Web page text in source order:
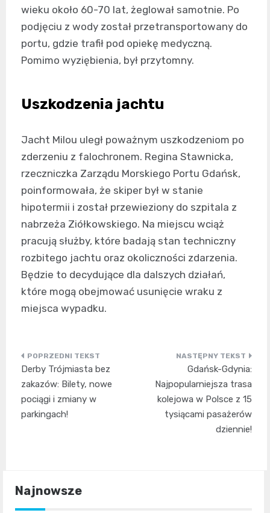
wieku około 60-70 lat, żeglował samotnie. Po
podjęciu z wody został przetransportowany do
portu, gdzie trafił pod opiekę medyczną.
Pomimo wyziębienia, był przytomny.
Uszkodzenia jachtu
Jacht Milou uległ poważnym uszkodzeniom po
zderzeniu z falochronem. Regina Stawnicka,
rzeczniczka Zarządu Morskiego Portu Gdańsk,
poinformowała, że skiper był w stanie
hipotermii i został przewieziony do szpitala z
nabrzeża Ziółkowskiego. Na miejscu wciąż
pracują służby, które badają stan techniczny
rozbitego jachtu oraz okoliczności zdarzenia.
Będzie to decydujące dla dalszych działań,
które mogą obejmować usunięcie wraku z
miejsca wypadku.
Nawigacja
wpisu
Derby Trójmiasta bez
zakazów: Bilety, nowe
pociągi i zmiany w
parkingach!
Gdańsk-Gdynia:
Najpopularniejsza trasa
kolejowa w Polsce z 15
tysiącami pasażerów
dziennie!
Najnowsze